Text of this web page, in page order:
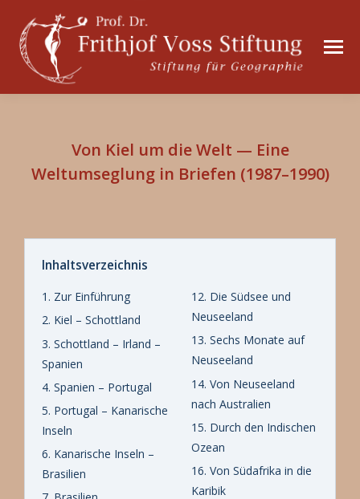
Von Kiel um die Welt — Eine
Weltumseglung in Briefen (1987–1990)
Inhaltsverzeichnis
1. Zur Einführung
2. Kiel – Schottland
3. Schottland – Irland –
Spanien
4. Spanien – Portugal
5. Portugal – Kanarische
Inseln
6. Kanarische Inseln –
Brasilien
12. Die Südsee und
Neuseeland
13. Sechs Monate auf
Neuseeland
14. Von Neuseeland
nach Australien
15. Durch den Indischen
Ozean
16. Von Südafrika in die
Karibik